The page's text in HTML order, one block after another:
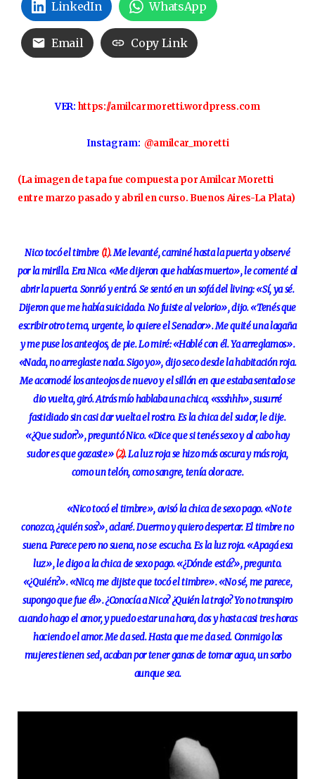
LinkedIn WhatsApp
Email Copy Link
VER: https://amilcarmoretti.wordpress.com
Instagram: @amilcar_moretti
(La imagen de tapa fue compuesta por Amilcar Moretti
entre marzo pasado y abril en curso. Buenos Aires-La Plata)
Nico tocó el timbre (1). Me levanté, caminé hasta la puerta y observé
por la mirilla. Era Nico. «Me dijeron que habías muerto», le comenté al
abrir la puerta. Sonrió y entró. Se sentó en un sofá del living: «Sí, ya sé.
Dijeron que me había suicidado. No fuiste al velorio», dijo. «Tenés que
escribir otro tema, urgente, lo quiere el Senador». Me quité una lagaña
y me puse los anteojos, de pie. Lo miré: «Hablé con él. Ya arreglamos».
«Nada, no arreglaste nada. Sigo yo», dijo seco desde la habitación roja.
Me acomodé los anteojos de nuevo y el sillón en que estaba sentado se
dio vuelta, giró. Atrás mío hablaba una chica, «ssshhh», susurré
fastidiado sin casi dar vuelta el rostro. Es la chica del sudor, le dije.
«¿Que sudor?», preguntó Nico. «Dice que si tenés sexo y al cabo hay
sudor es que gozaste» (2). La luz roja se hizo más oscura y más roja,
como un telón, como sangre, tenía olor acre.
«Nico tocó el timbre», avisó la chica de sexo pago. «No te
conozco, ¿quién sos?», aclaré. Duermo y quiero despertar. El timbre no
suena. Parece pero no suena, no se escucha. Es la luz roja. «Apagá esa
luz», le digo a la chica de sexo pago. «¿Dónde está?», pregunto.
«¿Quién?». «Nico, me dijiste que tocó el timbre». «No sé, me parece,
supongo que fue él». ¿Conocía a Nico? ¿Quién la trajo? Yo no transpiro
cuando hago el amor, y puedo estar una hora, dos y hasta casi tres horas
haciendo el amor. Me da sed. Hasta que me da sed. Conmigo las
mujeres tienen sed, acaban por tener ganas de tomar agua, un sorbo
aunque sea.